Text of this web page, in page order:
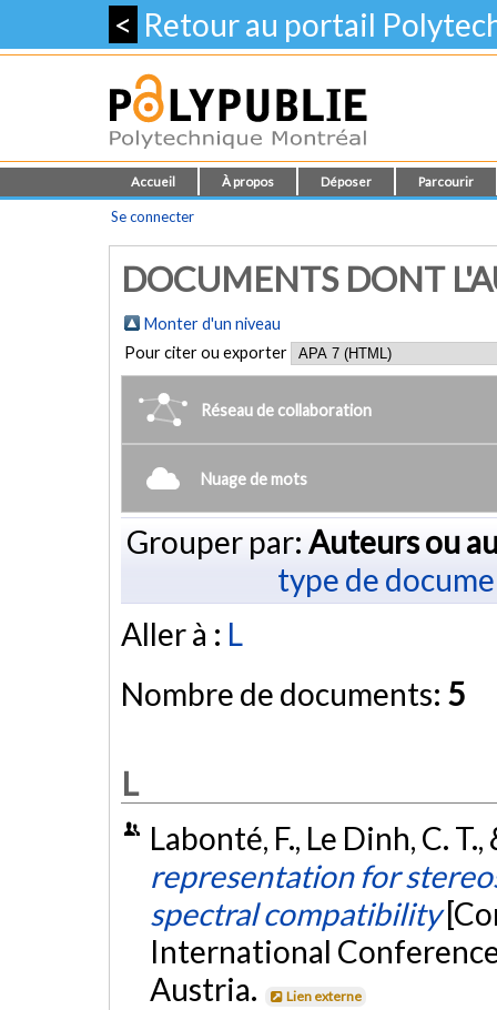
< Retour au portail
Accueil À propos Déposer Parcourir
Se connecter
DOCUMENTS DONT
Monter d'un niveau
Pour citer ou exporter
Réseau de collaboration
Nuage de mots
Grouper par: Auteurs ou
type de
Aller à : L
Nombre de documents: 5
L
Labonté, F., Le Dinh, C.
representation for
spectral compatibility
International
Austria.
Lien externe